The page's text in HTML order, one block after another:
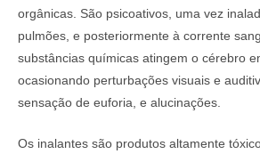
orgânicas. São psicoativos, uma vez
pulmões, e posteriormente à corrente
substâncias químicas atingem o cérebro
ocasionando perturbações visuais e
sensação de euforia, e alucinações.
Os inalantes são produtos altamente